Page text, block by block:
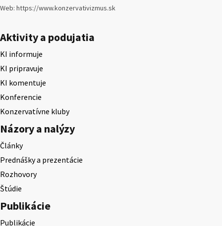
Web: https://www.konzervativizmus.sk
Aktivity a podujatia
KI informuje
KI pripravuje
KI komentuje
Konferencie
Konzervatívne kluby
Názory a nalýzy
Články
Prednášky a prezentácie
Rozhovory
Štúdie
Publikácie
Publikácie